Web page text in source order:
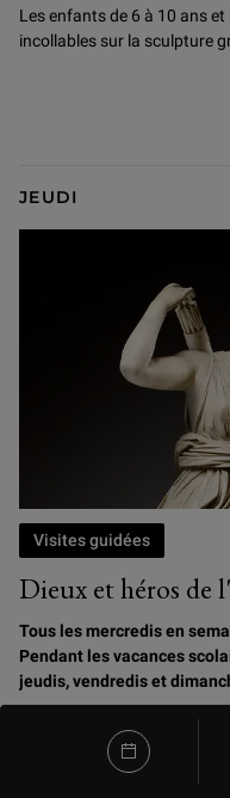
Les enfants de 6 à 10 ans
incollables sur la sculpture
JEUDI
Dieux et héros
Visites guidées
Tous les mercredis en
Pendant les vacances
jeudis, vendredis et
Les enfants de 6 à 10 ans
retrouver les dieux et héros
sculptures du Louvre pour